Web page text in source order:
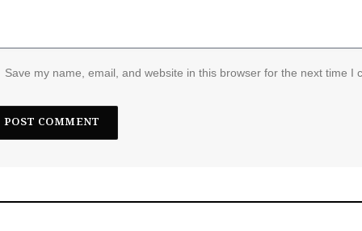
Save my name, email, and website in this browser for the next time I